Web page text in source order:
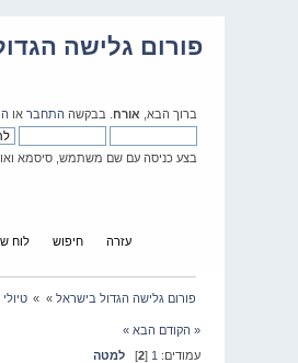
פורום גלישה
ברוך הבא, אורח . בבקשה התחבר או
בצע כניסה עם שם משתמש, סיסמא
עזרה חיפוש לוח
פורום גלישה הגדול בישראל »
»
« הקודם הבא »
עמודים: 1
[
2
]למטה